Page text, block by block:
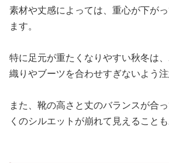
素材や丈感によっては、重心が下が
ます。
特に足元が重たくなりやすい秋冬は
織りやブーツを合わせすぎないよう注
また、靴の高さと丈のバランスが合
くのシルエットが崩れて見えることも